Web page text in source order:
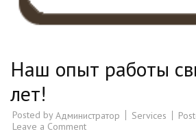
Наш опыт работы
лет!
Posted by Администратор Services
Leave a Comment